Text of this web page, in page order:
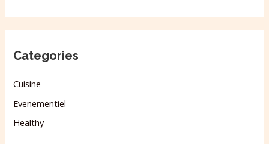
Categories
Cuisine
Evenementiel
Healthy